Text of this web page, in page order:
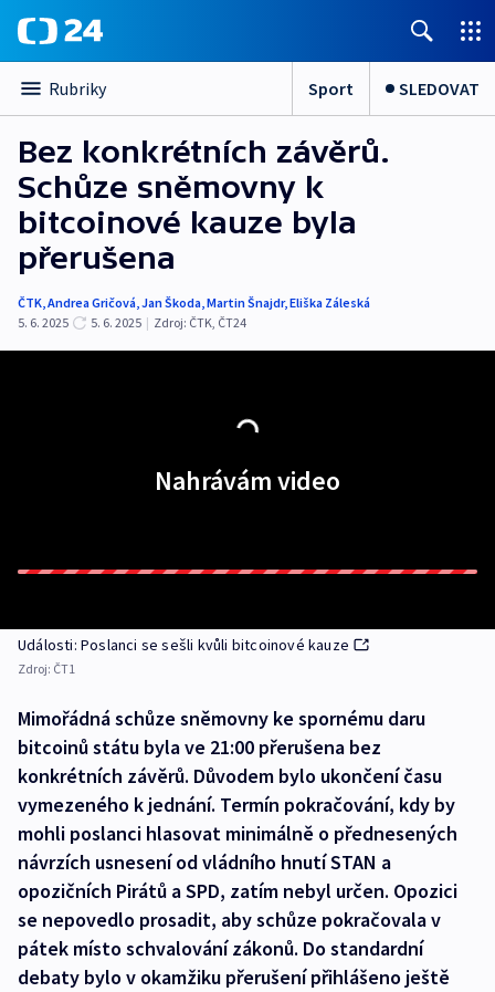
Rubriky Sport SLEDOVAT
Bez konkrétních závěrů.
Schůze sněmovny k
bitcoinové kauze byla
přerušena
ČTK,Andrea Gričová,Jan Škoda,Martin Šnajdr,Eliška Záleská
5. 6. 2025
5. 6. 2025 | Zdroj: ČTK, ČT24
Nahrávám video
Události: Poslanci se sešli kvůli bitcoinové kauze
Zdroj: ČT1
Mimořádná schůze sněmovny ke spornému daru
bitcoinů státu byla ve 21:00 přerušena bez
konkrétních závěrů. Důvodem bylo ukončení času
vymezeného k jednání. Termín pokračování, kdy by
mohli poslanci hlasovat minimálně o přednesených
návrzích usnesení od vládního hnutí STAN a
opozičních Pirátů a SPD, zatím nebyl určen. Opozici
se nepovedlo prosadit, aby schůze pokračovala v
pátek místo schvalování zákonů. Do standardní
debaty bylo v okamžiku přerušení přihlášeno ještě